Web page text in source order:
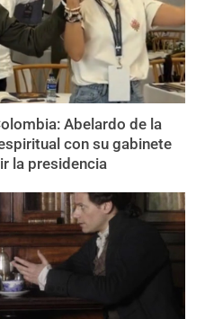
Abelardo de la
con su gabinete
la presidencia